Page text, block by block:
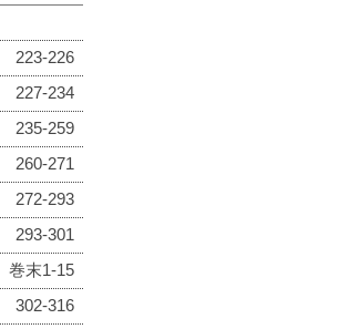
223-226
227-234
235-259
260-271
272-293
293-301
巻末1-15
302-316